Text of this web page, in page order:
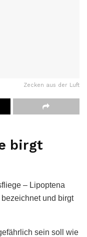
Zecken aus der Luft
birgt
– Lipoptena
und birgt
sein soll wie